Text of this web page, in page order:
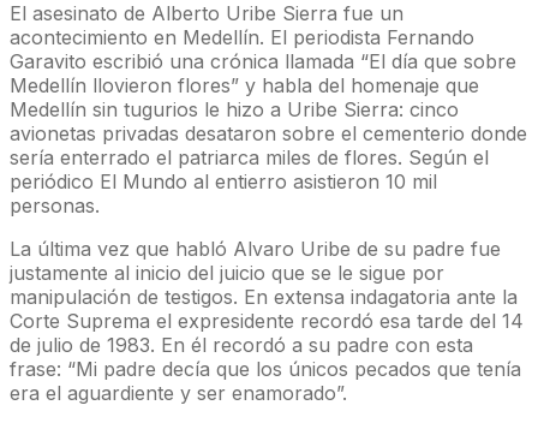
El asesinato de Alberto Uribe Sierra fue un
acontecimiento en Medellín. El periodista Fernando
Garavito escribió una crónica llamada “El día que sobre
Medellín llovieron flores” y habla del homenaje que
Medellín sin tugurios le hizo a Uribe Sierra: cinco
avionetas privadas desataron sobre el cementerio donde
sería enterrado el patriarca miles de flores. Según el
periódico El Mundo al entierro asistieron 10 mil
personas.
La última vez que habló Alvaro Uribe de su padre fue
justamente al inicio del juicio que se le sigue por
manipulación de testigos. En extensa indagatoria ante la
Corte Suprema el expresidente recordó esa tarde del 14
de julio de 1983. En él recordó a su padre con esta
frase: “Mi padre decía que los únicos pecados que tenía
era el aguardiente y ser enamorado”.